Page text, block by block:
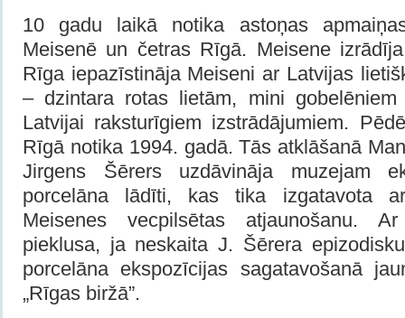
10 gadu laikā notika astoņas
Meisenē un četras Rīgā. Meisene
Rīga iepazīstināja Meiseni ar Latvijas
– dzintara rotas lietām, mini
Latvijai raksturīgiem izstrādājumiem.
Rīgā notika 1994. gadā. Tās atklāšanā
Jirgens Šērers uzdāvināja muzejam
porcelāna lādīti, kas tika izgatavota
Meisenes vecpilsētas atjaunošanu.
pieklusa, ja neskaita J. Šērera
porcelāna ekspozīcijas sagatavošanā
„Rīgas biržā”.